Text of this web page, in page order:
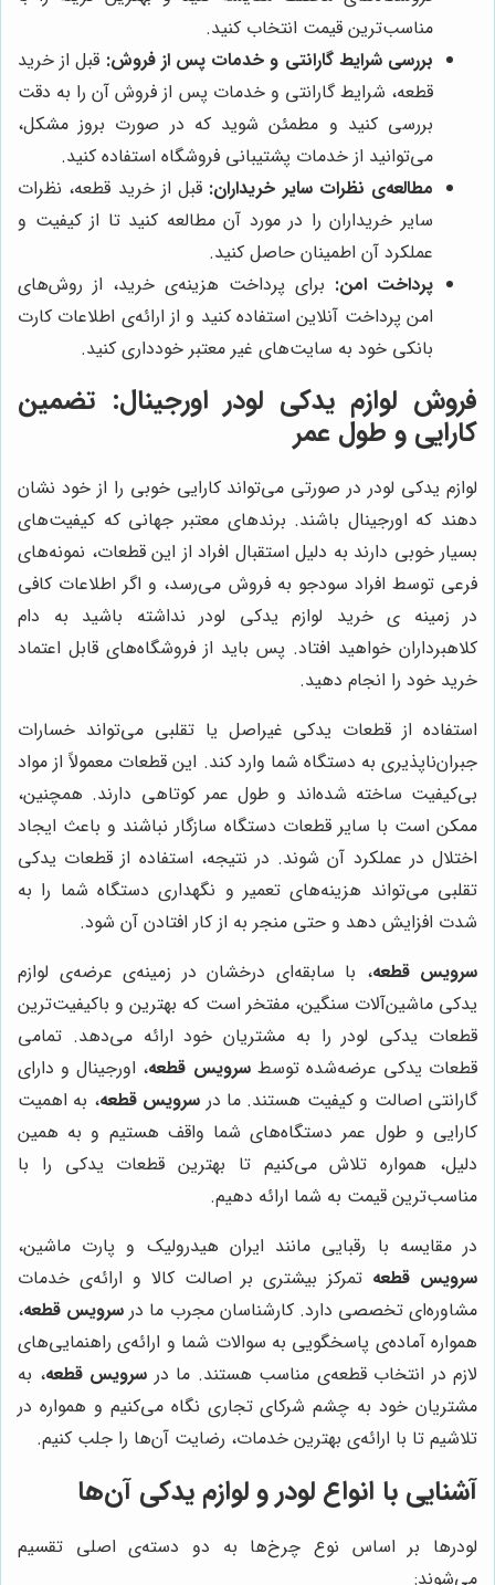
مناسب‌ترین قیمت انتخاب کنید.
بررسی شرایط گارانتی و خدمات پس از فروش: قبل از خرید
قطعه، شرایط گارانتی و خدمات پس از فروش آن را به دقت
بررسی کنید و مطمئن شوید که در صورت بروز مشکل،
می‌توانید از خدمات پشتیبانی فروشگاه استفاده کنید.
مطالعه‌ی نظرات سایر خریداران: قبل از خرید قطعه، نظرات
سایر خریداران را در مورد آن مطالعه کنید تا از کیفیت و
عملکرد آن اطمینان حاصل کنید.
پرداخت امن: برای پرداخت هزینه‌ی خرید، از روش‌های
امن پرداخت آنلاین استفاده کنید و از ارائه‌ی اطلاعات کارت
بانکی خود به سایت‌های غیر معتبر خودداری کنید.
فروش لوازم یدکی لودر اورجینال: تضمین
کارایی و طول عمر
لوازم یدکی لودر در صورتی می‌تواند کارایی خوبی را از خود نشان
دهند که اورجینال باشند. برندهای معتبر جهانی که کیفیت‌های
بسیار خوبی دارند به دلیل استقبال افراد از این قطعات، نمونه‌های
فرعی توسط افراد سودجو به فروش می‌رسد، و اگر اطلاعات کافی
در زمینه ی خرید لوازم یدکی لودر نداشته باشید به دام
کلاهبرداران خواهید افتاد. پس باید از فروشگاه‌های قابل اعتماد
خرید خود را انجام دهید.
استفاده از قطعات یدکی غیراصل یا تقلبی می‌تواند خسارات
جبران‌ناپذیری به دستگاه شما وارد کند. این قطعات معمولاً از مواد
بی‌کیفیت ساخته شده‌اند و طول عمر کوتاهی دارند. همچنین،
ممکن است با سایر قطعات دستگاه سازگار نباشند و باعث ایجاد
اختلال در عملکرد آن شوند. در نتیجه، استفاده از قطعات یدکی
تقلبی می‌تواند هزینه‌های تعمیر و نگهداری دستگاه شما را به
شدت افزایش دهد و حتی منجر به از کار افتادن آن شود.
سرویس قطعه، با سابقه‌ای درخشان در زمینه‌ی عرضه‌ی لوازم
یدکی ماشین‌آلات سنگین، مفتخر است که بهترین و باکیفیت‌ترین
قطعات یدکی لودر را به مشتریان خود ارائه می‌دهد. تمامی
قطعات یدکی عرضه‌شده توسطسرویس قطعه، اورجینال و دارای
گارانتی اصالت و کیفیت هستند. ما در سرویس قطعه، به اهمیت
کارایی و طول عمر دستگاه‌های شما واقف هستیم و به همین
دلیل، همواره تلاش می‌کنیم تا بهترین قطعات یدکی را با
مناسب‌ترین قیمت به شما ارائه دهیم.
در مقایسه با رقبایی مانند ایران هیدرولیک و پارت ماشین،
سرویس قطعه تمرکز بیشتری بر اصالت کالا و ارائه‌ی خدمات
مشاوره‌ای تخصصی دارد. کارشناسان مجرب ما در سرویس قطعه،
همواره آماده‌ی پاسخگویی به سوالات شما و ارائه‌ی راهنمایی‌های
لازم در انتخاب قطعه‌ی مناسب هستند. ما در سرویس قطعه، به
مشتریان خود به چشم شرکای تجاری نگاه می‌کنیم و همواره در
تلاشیم تا با ارائه‌ی بهترین خدمات، رضایت آن‌ها را جلب کنیم.
آشنایی با انواع لودر و لوازم یدکی آن‌ها
لودرها بر اساس نوع چرخ‌ها به دو دسته‌ی اصلی تقسیم
می‌شوند: